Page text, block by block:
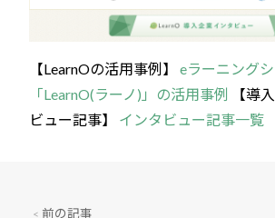
【LearnOの活用事例】 eラーニング
「LearnO(ラーノ)」の活用事例
【導
ビュー記事】 インタビュー記事一覧
< 前の記事